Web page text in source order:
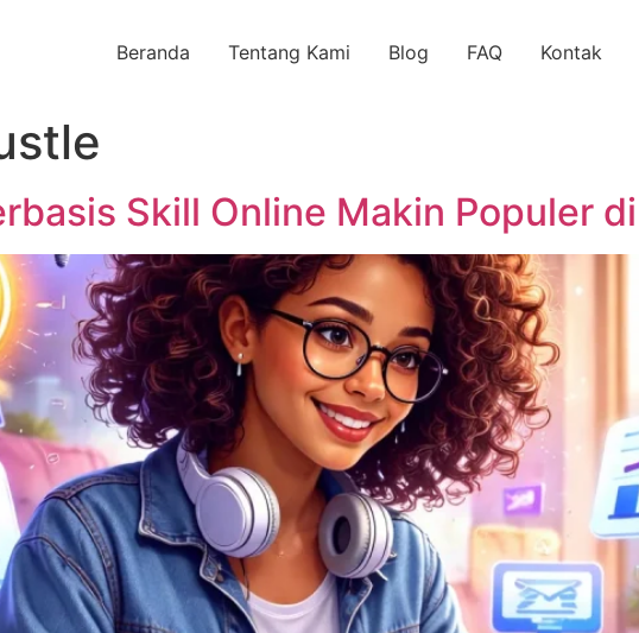
Beranda Tentang Kami Blog FAQ Kontak
Skill Online Makin Populer